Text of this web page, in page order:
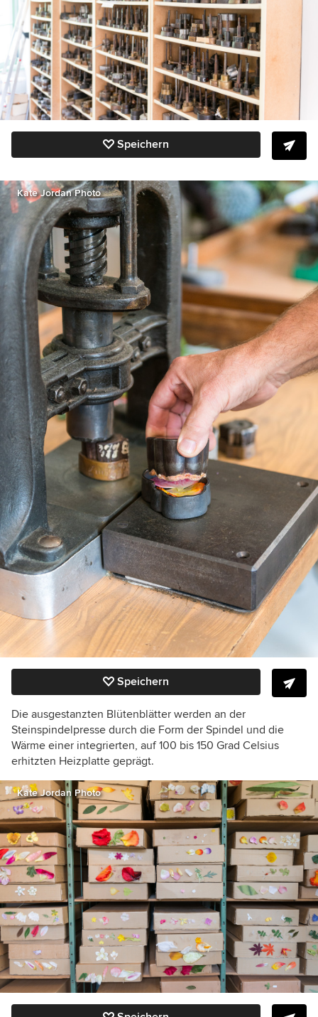
Speichern
Kate Jordan Photo
Speichern
Die ausgestanzten Blütenblätter werden an der
Steinspindelpresse durch die Form der Spindel und die
Wärme einer integrierten, auf 100 bis 150 Grad Celsius
erhitzten Heizplatte geprägt.
Kate Jordan Photo